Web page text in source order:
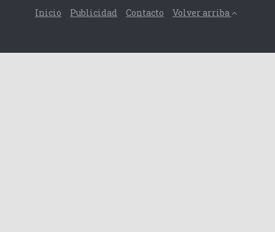
Inicio Publicidad Contacto Volver arriba